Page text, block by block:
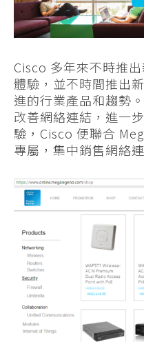
Cisco 多年來不時推
體驗，並不時間推出
進的行業產品和趨勢
改善網絡連結，進一
驗，Cisco 便聯合
專屬，集中銷售網絡